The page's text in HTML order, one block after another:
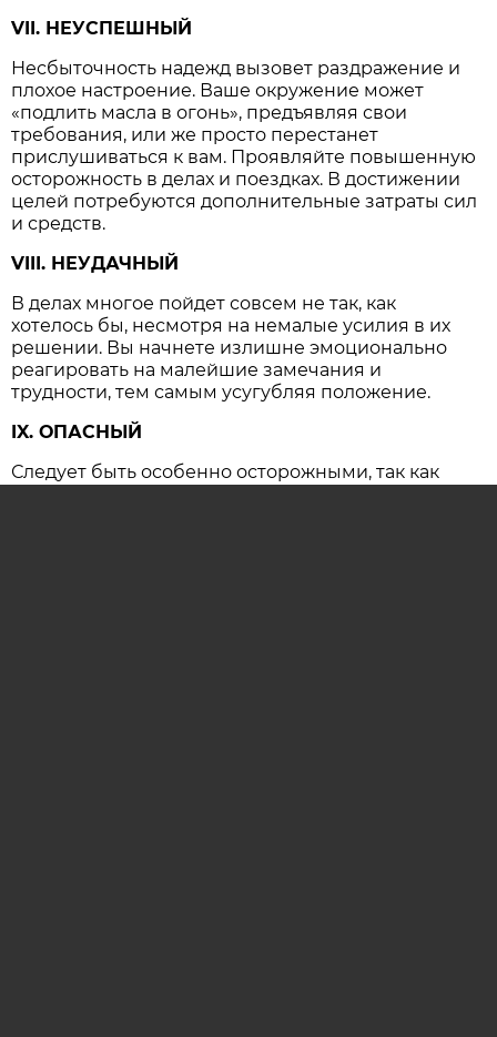
VII. НЕУСПЕШНЫЙ
Несбыточность надежд вызовет раздражение и
плохое настроение. Ваше окружение может
«подлить масла в огонь», предъявляя свои
требования, или же просто перестанет
прислушиваться к вам. Проявляйте повышенную
осторожность в делах и поездках. В достижении
целей потребуются дополнительные затраты сил
и средств.
VIII. НЕУДАЧНЫЙ
В делах многое пойдет совсем не так, как
хотелось бы, несмотря на немалые усилия в их
решении. Вы начнете излишне эмоционально
реагировать на малейшие замечания и
трудности, тем самым усугубляя положение.
IX. ОПАСНЫЙ
Следует быть особенно осторожными, так как